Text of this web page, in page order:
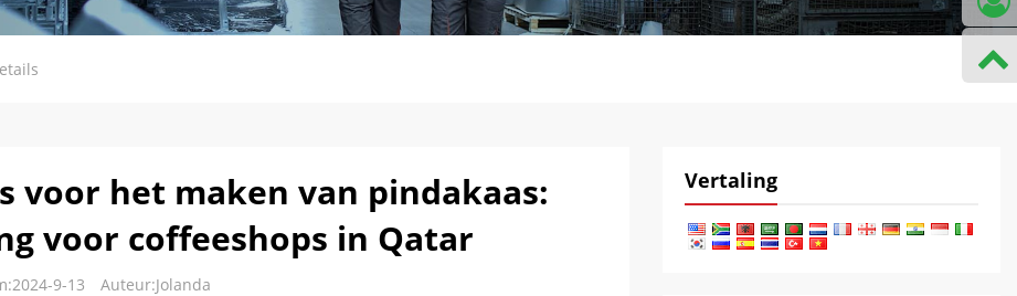
voor het maken van pindakaas:
voor coffeeshops in Qatar
9-13 Auteur:Jolanda
Vertaling